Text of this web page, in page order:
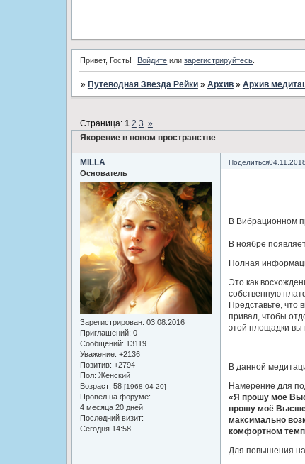
Привет, Гость! Войдите илизарегистрируйтесь
» Путеводная Звезда Рейки » ­Архив » ­Архив
Якорение в новом пространстве
Страница: 1 2 3 »
Поделиться
MILLA
Основатель
Зарегистрирован: 03.08.2016
Приглашений: 0
Сообщений: 13119
Уважение: +2136
Позитив: +2794
Пол: Женский
Возраст: 58 [1968-04-20]
Провел на форуме:
4 месяца 20 дней
Последний визит:
Сегодня 14:58
В Вибрационном
В ноябре
Полная
Это как
собственную
Представьте, что
привал, чтобы
этой площадки вы
В данной
Намерение для
«Я прошу моё
прошу моё
максимально
комфортном
Для повышения